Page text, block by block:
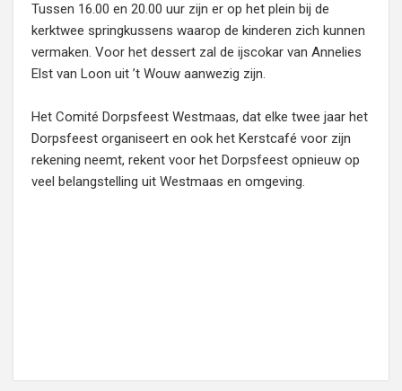
Tussen 16.00 en 20.00 uur zijn er op het plein bij de
kerktwee springkussens waarop de kinderen zich kunnen
vermaken. Voor het dessert zal de ijscokar van Annelies
Elst van Loon uit ’t Wouw aanwezig zijn.
Het Comité Dorpsfeest Westmaas, dat elke twee jaar het
Dorpsfeest organiseert en ook het Kerstcafé voor zijn
rekening neemt, rekent voor het Dorpsfeest opnieuw op
veel belangstelling uit Westmaas en omgeving.